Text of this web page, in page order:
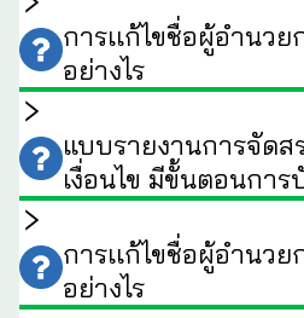
การเเก้ไขชื่อผู้อำนว
อย่างไร
แบบรายงานการจัด
เงื่อนไข มีขั้นตอนการ
การเเก้ไขชื่อผู้อำนว
อย่างไร